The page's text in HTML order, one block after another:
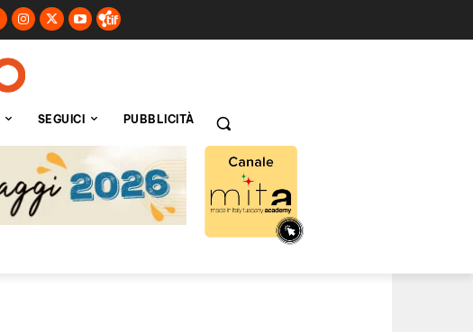
SEGUICI PUBBLICITÀ